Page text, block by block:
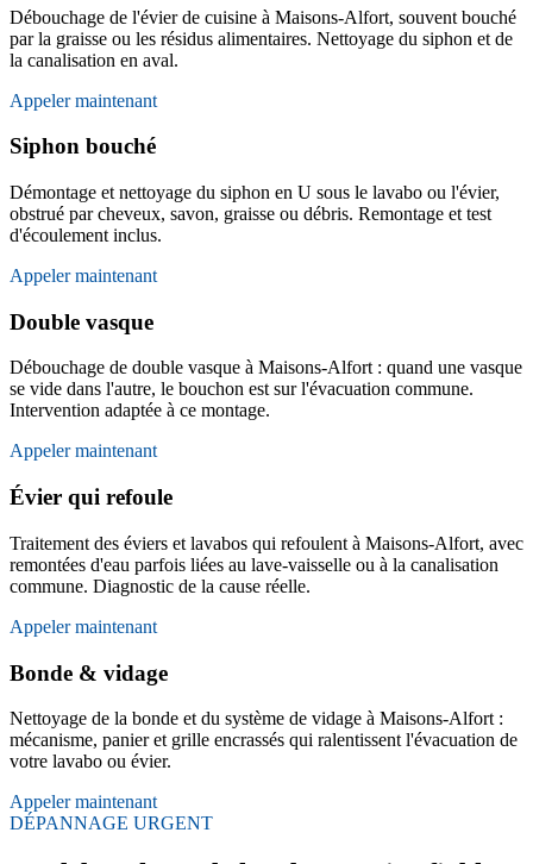
Débouchage de l'évier de cuisine à Maisons-Alfort, souvent bouché
par la graisse ou les résidus alimentaires. Nettoyage du siphon et de
la canalisation en aval.
Appeler maintenant
Siphon bouché
Démontage et nettoyage du siphon en U sous le lavabo ou l'évier,
obstrué par cheveux, savon, graisse ou débris. Remontage et test
d'écoulement inclus.
Appeler maintenant
Double vasque
Débouchage de double vasque à Maisons-Alfort : quand une vasque
se vide dans l'autre, le bouchon est sur l'évacuation commune.
Intervention adaptée à ce montage.
Appeler maintenant
Évier qui refoule
Traitement des éviers et lavabos qui refoulent à Maisons-Alfort, avec
remontées d'eau parfois liées au lave-vaisselle ou à la canalisation
commune. Diagnostic de la cause réelle.
Appeler maintenant
Bonde & vidage
Nettoyage de la bonde et du système de vidage à Maisons-Alfort :
mécanisme, panier et grille encrassés qui ralentissent l'évacuation de
votre lavabo ou évier.
Appeler maintenant
DÉPANNAGE URGENT